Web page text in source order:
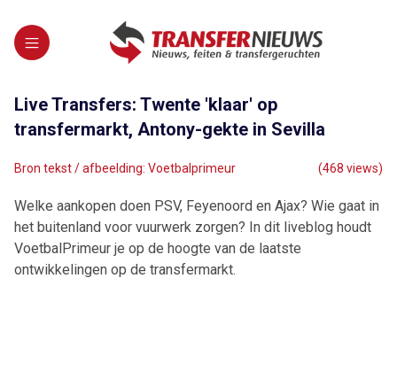
Live Transfers: Twente 'klaar' op
transfermarkt, Antony-gekte in Sevilla
Bron tekst / afbeelding: Voetbalprimeur (468 views)
Welke aankopen doen PSV, Feyenoord en Ajax? Wie gaat in
het buitenland voor vuurwerk zorgen? In dit liveblog houdt
VoetbalPrimeur je op de hoogte van de laatste
ontwikkelingen op de transfermarkt.